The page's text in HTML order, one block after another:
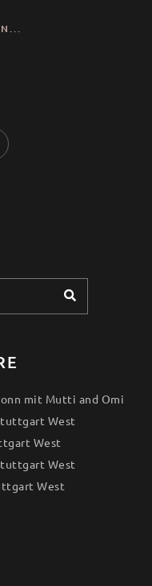
mit Mutti and Omi
West
West
West
West